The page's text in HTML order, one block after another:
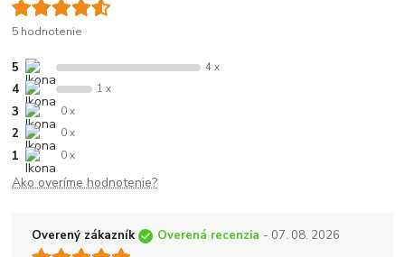
5 hodnotenie
5 4 x
4 1 x
3 0 x
2 0 x
1 0 x
Ako overíme hodnotenie?
Overený zákazník Overená recenzia - 07. 08. 2026